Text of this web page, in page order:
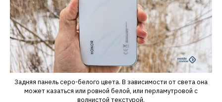
Задняя панель серо-белого цвета. В зависимости от света она
может казаться или ровной белой, или перламутровой с
волнистой текстурой.